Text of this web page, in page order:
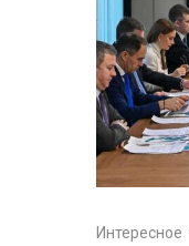
Интересное